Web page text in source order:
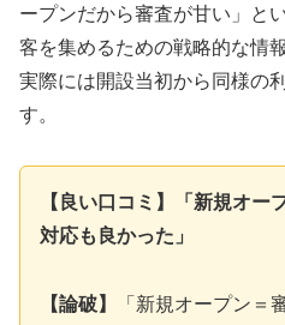
ープンだから審査が甘い」と
客を集めるための戦略的な情
実際には開設当初から同様の
す。
【良い口コミ】「新規オー
対応も良かった」
【論破】
「新規オープン＝